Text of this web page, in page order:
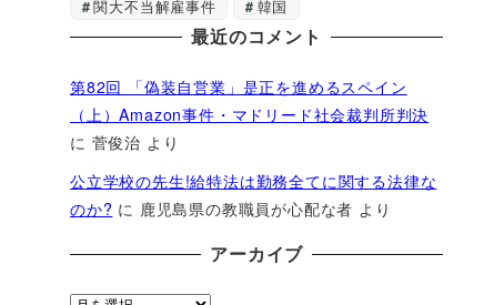
関大不当解雇事件
韓国
最近のコメント
第82回 「偽装自営業」是正を進めるスペイン
（上）Amazon事件・マドリード社会裁判所判決
に 菅俊治 より
公立学校の先生!給特法は勤務全てに関する法律な
のか? に 鹿児島県の教職員が心配な者 より
アーカイブ